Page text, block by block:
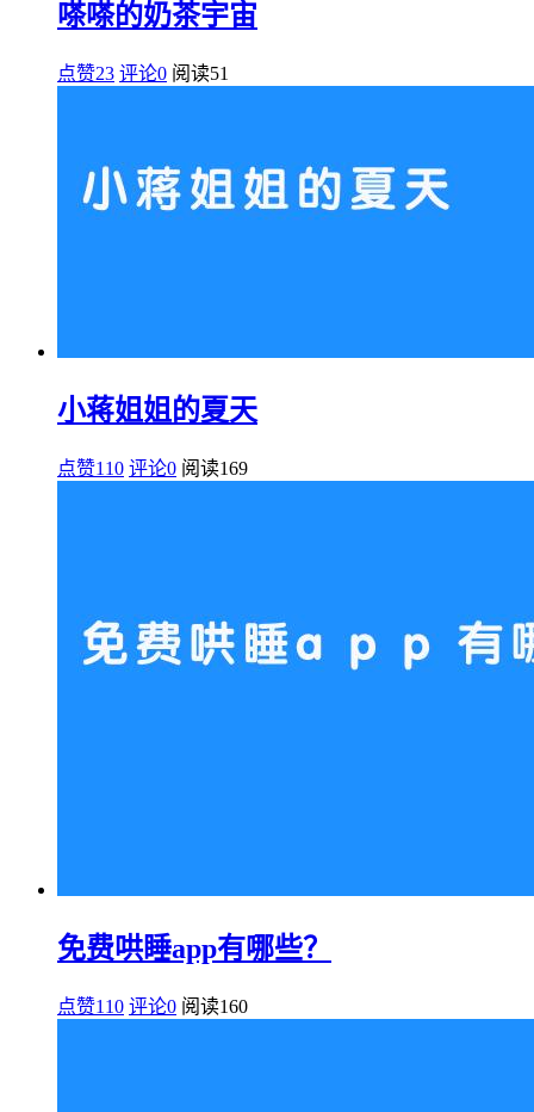
嗏嗏的奶茶宇宙
点赞23 评论0 阅读51
小蒋姐姐的夏天
点赞110 评论0 阅读169
免费哄睡app有哪些？
点赞110 评论0 阅读160